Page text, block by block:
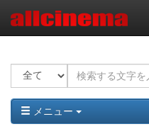
メニュー